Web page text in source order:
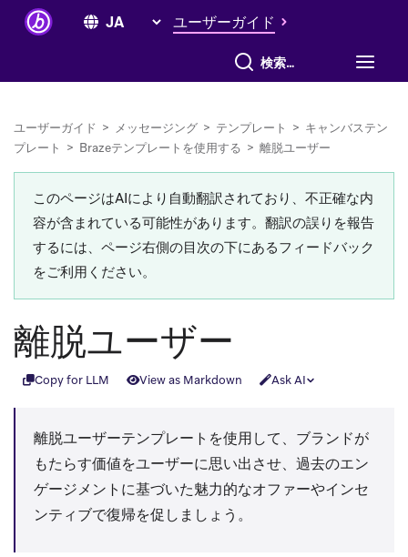
ユーザーガイド
すべて検索
ユーザーガイド > メッセージング > テンプレート > キャンバステン
プレート > Brazeテンプレートを使用する > 離脱ユーザー
このページはAIにより自動翻訳されており、不正確な内
容が含まれている可能性があります。翻訳の誤りを報告
するには、ページ右側の目次の下にあるフィードバック
をご利用ください。
離脱ユーザー
Copy for LLM View as Markdown Ask AI
離脱ユーザーテンプレートを使用して、ブランドが
もたらす価値をユーザーに思い出させ、過去のエン
ゲージメントに基づいた魅力的なオファーやインセ
ンティブで復帰を促しましょう。